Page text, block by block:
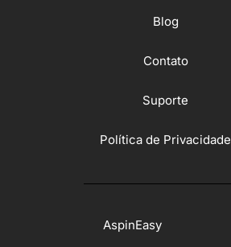
Blog
Contato
Suporte
Política de Privacidade
AspinEasy